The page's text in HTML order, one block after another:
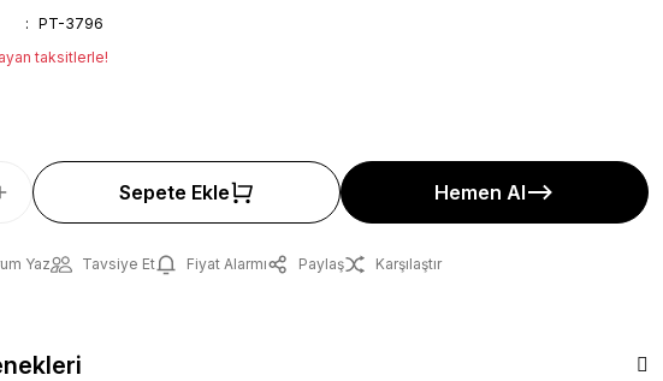
PT-3796
taksitlerle!
Sepete Ekle Hemen Al
Yaz Tavsiye Et Fiyat Alarmı Paylaş Karşılaştır